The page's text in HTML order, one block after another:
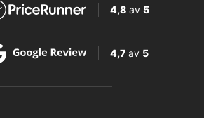
4,8av 5
4,7av 5